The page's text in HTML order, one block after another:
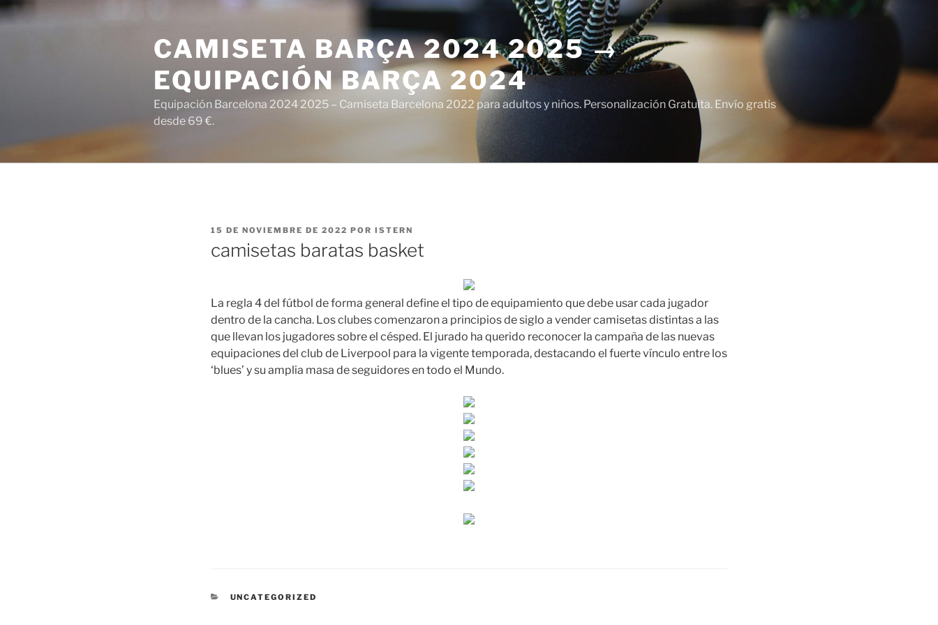
Saltar
al
CAMISETA BARÇA 2024 2025 →
EQUIPACIÓN BARÇA 2024
Equipación Barcelona 2024 2025 – Camiseta Barcelona 2022 para adultos y niños. Personalización Gratuita. Envío gratis
desde 69 €.
PUBLICADO
15 DE NOVIEMBRE DE 2022 POR ISTERN
camisetas baratas basket
La regla 4 del fútbol de forma general define el tipo de equipamiento que debe usar cada jugador
dentro de la cancha. Los clubes comenzaron a principios de siglo a vender camisetas distintas a las
que llevan los jugadores sobre el césped. El jurado ha querido reconocer la campaña de las nuevas
equipaciones del club de Liverpool para la vigente temporada, destacando el fuerte vínculo entre los
‘blues’ y su amplia masa de seguidores en todo el Mundo.
CATEGORÍAS
UNCATEGORIZED